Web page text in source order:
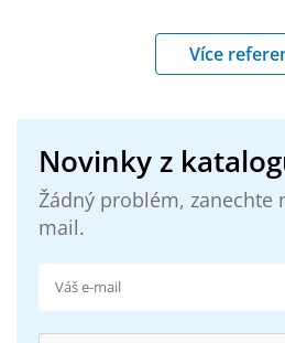
Více
Novinky z
Žádný problém, zanechte
mail.